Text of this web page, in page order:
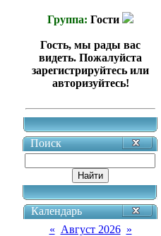
Группа: Гости
Гость, мы рады вас
видеть. Пожалуйста
зарегистрируйтесь или
авторизуйтесь!
Поиск
Календарь
« Август 2026 »